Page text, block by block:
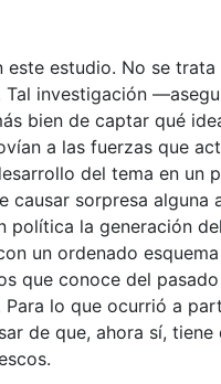
estudio. No se
investigación
bien de captar qué
a las fuerzas que
del tema en un
sorpresa alguna
la generación
un ordenado
que conoce del
lo que ocurrió a
de que, ahora sí,